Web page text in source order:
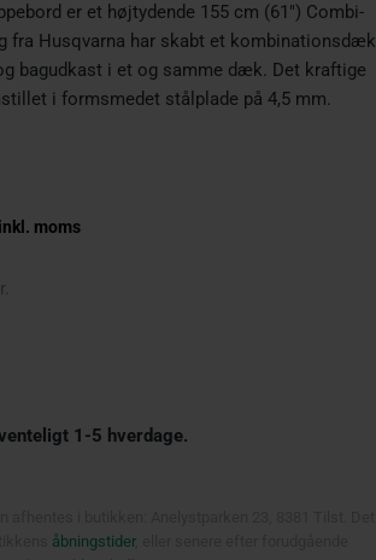
er et højtydende 155 cm (61″) Combi-
fra Husqvarna har skabt et kombinationsdæk
bagudkast i et og samme dæk. Det kraftige
i formsmedet stålplade på 4,5 mm.
inkl. moms
1-5 hverdage.
åbningstider, eller senere efter forudgående